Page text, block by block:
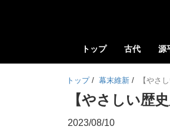
トップ 古代 源
トップ / 幕末維新 / 【やさ
【やさしい歴
2023/08/10